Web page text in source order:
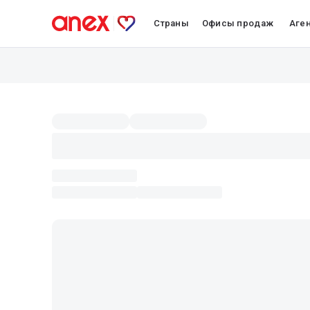
Страны Офисы продаж